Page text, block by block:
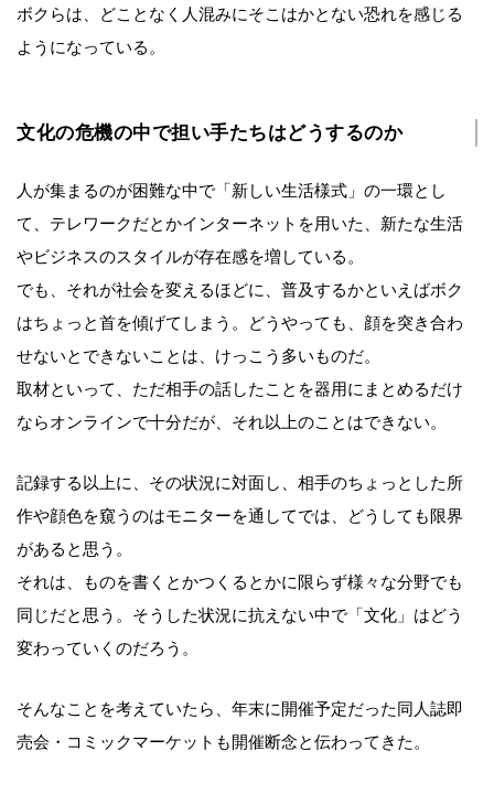
ボクらは、どことなく人混みにそこはかとない恐れを感じる
ようになっている。
文化の危機の中で担い手たちはどうするのか
人が集まるのが困難な中で「新しい生活様式」の一環とし
て、テレワークだとかインターネットを用いた、新たな生活
やビジネスのスタイルが存在感を増している。
でも、それが社会を変えるほどに、普及するかといえばボク
はちょっと首を傾げてしまう。どうやっても、顔を突き合わ
せないとできないことは、けっこう多いものだ。
取材といって、ただ相手の話したことを器用にまとめるだけ
ならオンラインで十分だが、それ以上のことはできない。
記録する以上に、その状況に対面し、相手のちょっとした所
作や顔色を窺うのはモニターを通してでは、どうしても限界
があると思う。
それは、ものを書くとかつくるとかに限らず様々な分野でも
同じだと思う。そうした状況に抗えない中で「文化」はどう
変わっていくのだろう。
そんなことを考えていたら、年末に開催予定だった同人誌即
売会・コミックマーケットも開催断念と伝わってきた。